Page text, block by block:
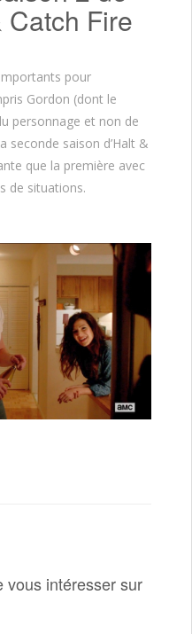
Catch Fire
pour
Gordon (dont le
personnage et non de
seconde saison d’Halt &
que la première avec
de situations.
vous intéresser sur